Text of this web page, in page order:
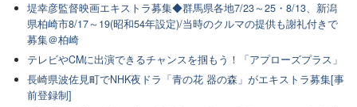
堤幸彦監督映画エキストラ募集◆群馬県各地7/23～25・8/13、新潟
県柏崎市8/17～19(昭和54年設定)/当時のクルマの提供も謝礼付きで
募集＠柏崎
テレビやCMに出演できるチャンスを掴もう！「アプローズプラス」
長崎県波佐見町でNHK夜ドラ「青の花 器の森」がエキストラ募集[事
前登録制]